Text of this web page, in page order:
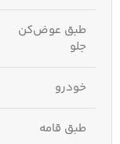
طبق عوض‌کن
جلو
خودرو
طبق قامه